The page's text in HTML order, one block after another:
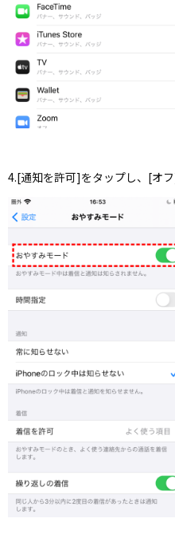
4.[通知を許可]をタップし、[オフ